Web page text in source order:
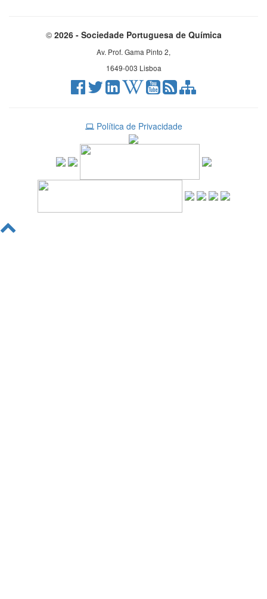
© 2026 - Sociedade Portuguesa de Química
Av. Prof. Gama Pinto 2,
1649-003 Lisboa
Política de Privacidade